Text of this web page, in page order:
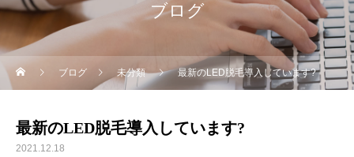
ブログ
ブログ 未分類 最新のLED脱毛導入しています?
最新のLED脱毛導入しています?
2021.12.18